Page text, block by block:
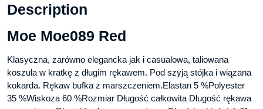
Description
Moe Moe089 Red
Klasyczna, zarówno elegancka jak i casualowa, taliowana
koszula w kratkę z długim rękawem. Pod szyją stójka i wiązana
kokarda. Rękaw bufka z marszczeniem.Elastan 5 %Polyester
35 %Wiskoza 60 %Rozmiar Długość całkowita Długość rękawa